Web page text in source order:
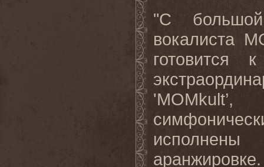
"С большой
вокалиста
готовится